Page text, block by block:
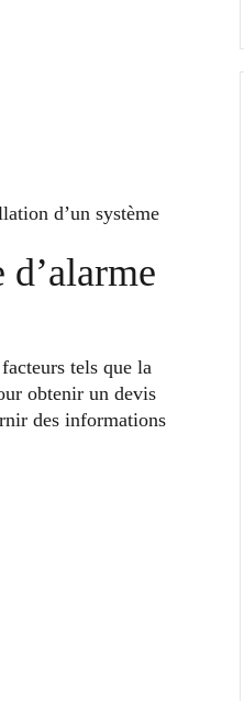
d’un système
tels que la
obtenir un devis
des informations